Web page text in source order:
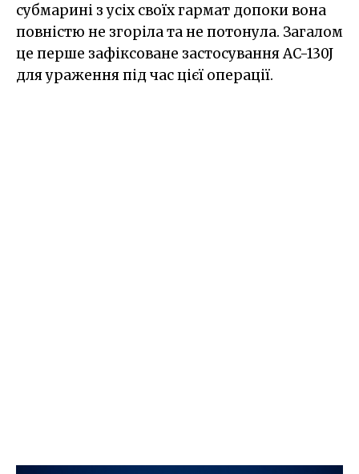
субмарині з усіх своїх гармат допоки вона
повністю не згоріла та не потонула. Загалом
це перше зафіксоване застосування AC-130J
для ураження під час цієї операції.